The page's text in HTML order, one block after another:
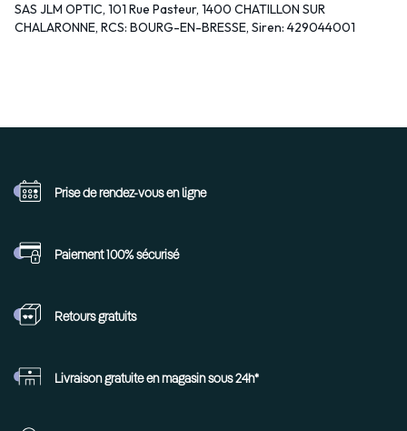
SAS JLM OPTIC, 101 Rue Pasteur, 1400 CHATILLON SUR
CHALARONNE, RCS: BOURG-EN-BRESSE, Siren: 429044001
Prise de rendez-vous en ligne
Paiement 100%sécurisé
Retoursgratuits
Livraison gratuite en magasin sous 24h*